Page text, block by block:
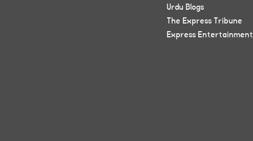
Urdu Blogs
The Express Tribune
Express Entertainment